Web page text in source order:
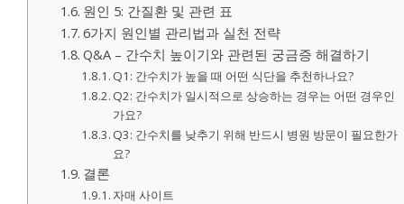
원인 5: 간질환 및 관련 표
6가지 원인별 관리법과 실천 전략
Q&A – 간수치 높이기와 관련된 궁금증 해결하기
Q1: 간수치가 높을 때 어떤 식단을 추천하나요?
Q2: 간수치가 일시적으로 상승하는 경우는 어떤 경우인
가요?
Q3: 간수치를 낮추기 위해 반드시 병원 방문이 필요한가
요?
결론
자매 사이트